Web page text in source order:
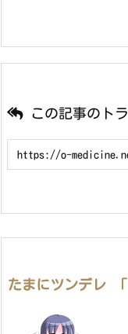
この記事のト
たまにツンデレ